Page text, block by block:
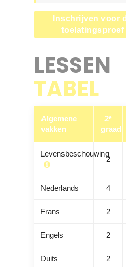
Inschrijven voor
toelatingsproef
LESSEN
TABEL
Algemene
vakken
2ᵉ
graad
Levensbeschouwing
2
Nederlands 4
Frans 2
Engels 2
Duits 2